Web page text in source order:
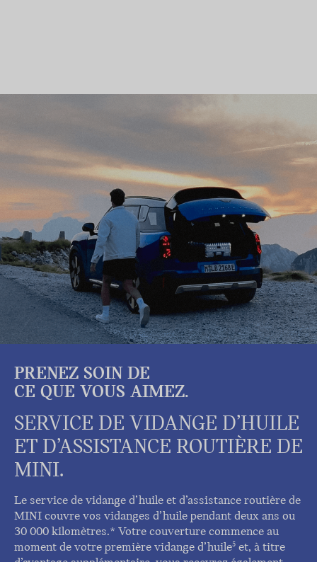
PRENEZ SOIN DE
CE QUE VOUS AIMEZ.
SERVICE DE VIDANGE D’HUILE
ET D’ASSISTANCE ROUTIÈRE DE
MINI.
Le service de vidange d’huile et d’assistance routière de
MINI couvre vos vidanges d’huile pendant deux ans ou
30 000 kilomètres.* Votre couverture commence au
moment de votre première vidange d’huile5 et, à titre